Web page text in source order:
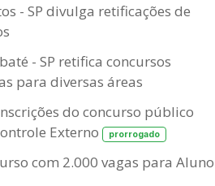
- SP divulga retificações de
- SP retifica concursos
para diversas áreas
do concurso público
Externo
prorrogado
com 2.000 vagas para